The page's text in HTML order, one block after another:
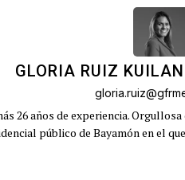
GLORIA RUIZ KUILAN
26 años de experiencia.
público de Bayamón en el